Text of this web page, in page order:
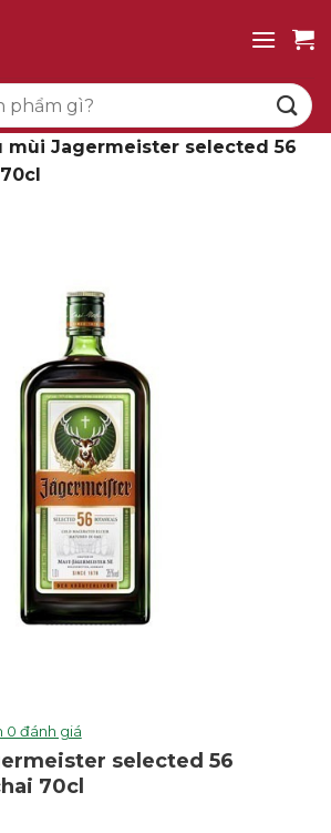
mùi Jagermeister selected 56
0 đánh giá
selected 56
70cl